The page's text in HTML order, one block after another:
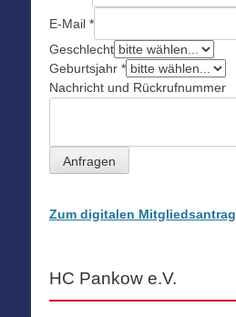
E-Mail *
Geschlecht
Geburtsjahr *
Nachricht und Rückrufnummer
Anfragen
Zum digitalen Mitgliedsantrag
HC Pankow e.V.